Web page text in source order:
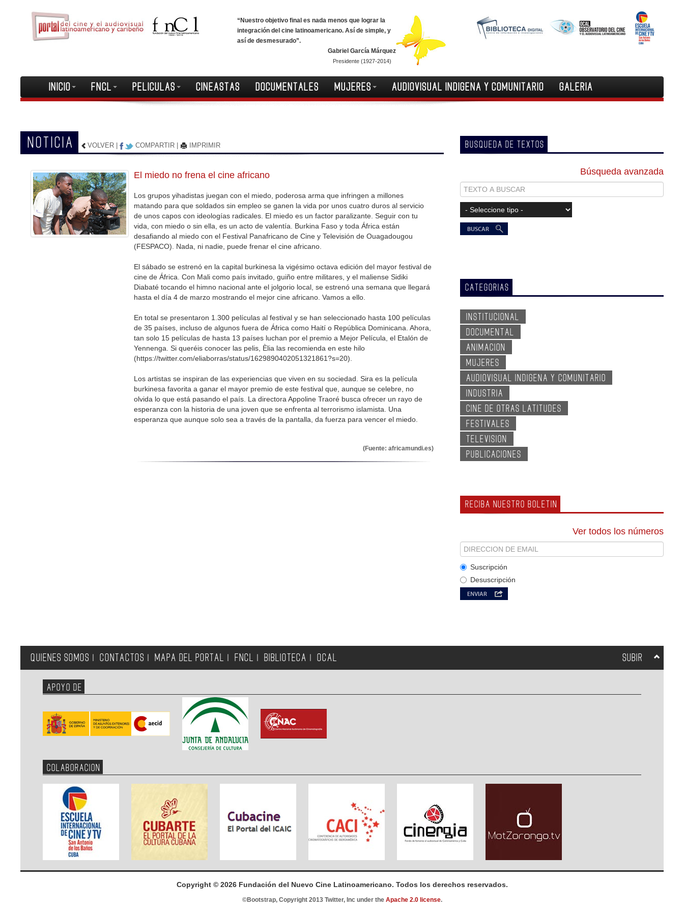
“Nuestro objetivo final es nada menos que lograr la
integración del cine latinoamericano. Así de simple, y
así de desmesurado”.
Gabriel García Márquez
Presidente (1927-2014)
INICIO FNCL PELICULAS CINEASTAS DOCUMENTALES MUJERES AUDIOVISUAL INDIGENA Y COMUNITARIO GALERIA
NOTICIA VOLVER COMPARTIR IMPRIMIR
El miedo no frena el cine africano
Los grupos yihadistas juegan con el miedo, poderosa arma que infringen a millones
matando para que soldados sin empleo se ganen la vida por unos cuatro duros al servicio
de unos capos con ideologías radicales. El miedo es un factor paralizante. Seguir con tu
vida, con miedo o sin ella, es un acto de valentía. Burkina Faso y toda África están
desafiando al miedo con el Festival Panafricano de Cine y Televisión de Ouagadougou
(FESPACO). Nada, ni nadie, puede frenar el cine africano.
El sábado se estrenó en la capital burkinesa la vigésimo octava edición del mayor festival de
cine de África. Con Mali como país invitado, guiño entre militares, y el maliense Sidiki
Diabaté tocando el himno nacional ante el jolgorio local, se estrenó una semana que llegará
hasta el día 4 de marzo mostrando el mejor cine africano. Vamos a ello.
En total se presentaron 1.300 películas al festival y se han seleccionado hasta 100 películas
de 35 países, incluso de algunos fuera de África como Haití o República Dominicana. Ahora,
tan solo 15 películas de hasta 13 países luchan por el premio a Mejor Película, el Etalón de
Yennenga. Si queréis conocer las pelis, Èlia las recomienda en este hilo
(https://twitter.com/eliaborras/status/1629890402051321861?s=20).
Los artistas se inspiran de las experiencias que viven en su sociedad. Sira es la película
burkinesa favorita a ganar el mayor premio de este festival que, aunque se celebre, no
olvida lo que está pasando el país. La directora Appoline Traoré busca ofrecer un rayo de
esperanza con la historia de una joven que se enfrenta al terrorismo islamista. Una
esperanza que aunque solo sea a través de la pantalla, da fuerza para vencer el miedo.
(Fuente: africamundi.es)
BUSQUEDA DE TEXTOS
Búsqueda avanzada
CATEGORIAS
INSTITUCIONAL
DOCUMENTAL
ANIMACION
MUJERES
AUDIOVISUAL INDIGENA Y COMUNITARIO
INDUSTRIA
CINE DE OTRAS LATITUDES
FESTIVALES
TELEVISION
PUBLICACIONES
RECIBA NUESTRO BOLETIN
Ver todos los números
Suscripción
Desuscripción
QUIENES SOMOS CONTACTOS MAPA DEL PORTAL FNCL BIBLIOTECA OCAL SUBIR
APOYO DE
COLABORACION
Copyright © 2026 Fundación del Nuevo Cine Latinoamericano. Todos los derechos reservados.
©Bootstrap, Copyright 2013 Twitter, Inc under the Apache 2.0 license.